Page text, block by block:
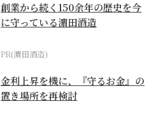
創業から続く150余年の歴史を今
に守っている濵田酒造
PR(濵田酒造)
金利上昇を機に、『守るお金』の
置き場所を再検討